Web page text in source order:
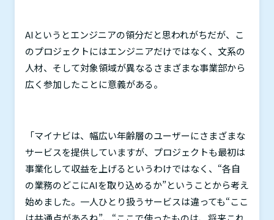
AIというとエンジニアの領分だと思われがちだが、こ
のプロジェクトにはエンジニアだけではなく、文系の
人材、そして対象領域が異なるさまざまな事業部から
広く参加したことに意義がある。
「マイナビは、幅広い年齢層のユーザーにさまざまな
サービスを提供していますが、プロジェクトも最初は
事業化して収益を上げるというわけではなく、“各自
の業務のどこにAIを取り込めるか”ということから考え
始めました。一人ひとり扱うサービスは違っても“ここ